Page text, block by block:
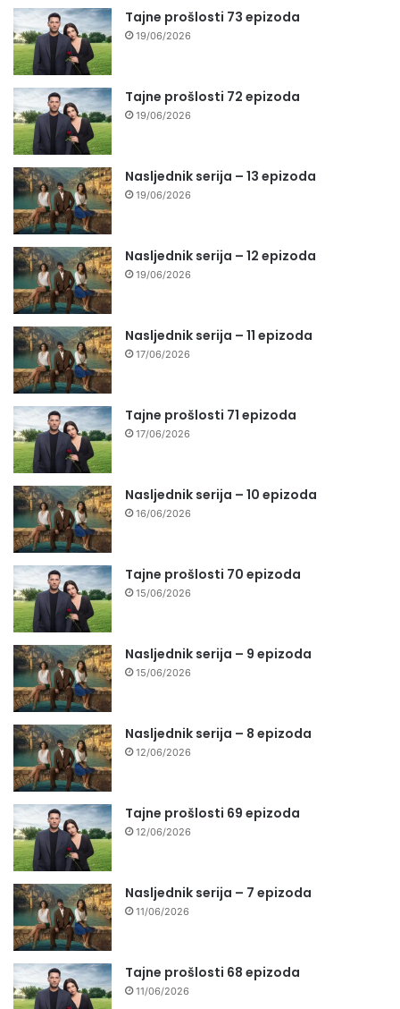
Tajne prošlosti 73 epizoda
19/06/2026
Tajne prošlosti 72 epizoda
19/06/2026
Nasljednik serija – 13 epizoda
19/06/2026
Nasljednik serija – 12 epizoda
19/06/2026
Nasljednik serija – 11 epizoda
17/06/2026
Tajne prošlosti 71 epizoda
17/06/2026
Nasljednik serija – 10 epizoda
16/06/2026
Tajne prošlosti 70 epizoda
15/06/2026
Nasljednik serija – 9 epizoda
15/06/2026
Nasljednik serija – 8 epizoda
12/06/2026
Tajne prošlosti 69 epizoda
12/06/2026
Nasljednik serija – 7 epizoda
11/06/2026
Tajne prošlosti 68 epizoda
11/06/2026